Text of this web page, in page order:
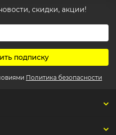
скидки, акции!
подписку
Политика безопасности